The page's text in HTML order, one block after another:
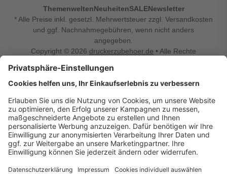
ThemenweltenNeuheitenSALENewsletter
* Alle Preise inkl. gesetzl. Mehrwertsteuer zzgl. Versandkosten
und ggf. Nachnahmegebühren, wenn nicht anders
angegeben.
Copyright © 2026 druckerzubehoer.de • Alle Rechte
Vertrag widerrufen
Druckerzubehoer.de – preiswerte Qualität für Ihr Office
Sie sind auf der Suche nach dem passenden Druckerzubehör
oder Zubehör für das Büro, den Computer oder Ihr
Smartphone? Dann sind Sie bei Druckerzubehoer.de genau
richtig! Unser breites Sortiment bietet unter anderem Tinte
und Toner für alle gängigen Druckermodelle – großer sowie
kleiner Hersteller. Zugleich sind wir Ihr Online Fachhandel für
einrichten, die Werkstatt ausstatten oder den Alltag mit